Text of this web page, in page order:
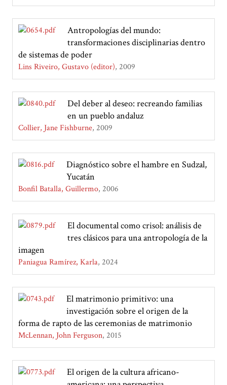
Antropologías del mundo:
transformaciones disciplinarias dentro
de sistemas de poder
Lins Riveiro, Gustavo (editor) 2009
Del deber al deseo: recreando familias
en un pueblo andaluz
Collier, Jane Fishburne 2009
Diagnóstico sobre el hambre en Sudzal,
Yucatán
Bonfil Batalla, Guillermo 2006
El documental como crisol: análisis de
tres clásicos para una antropología de la
imagen
Paniagua Ramírez, Karla 2024
El matrimonio primitivo: una
investigación sobre el origen de la
forma de rapto de las ceremonias de matrimonio
McLennan, John Ferguson 2015
El origen de la cultura africano-